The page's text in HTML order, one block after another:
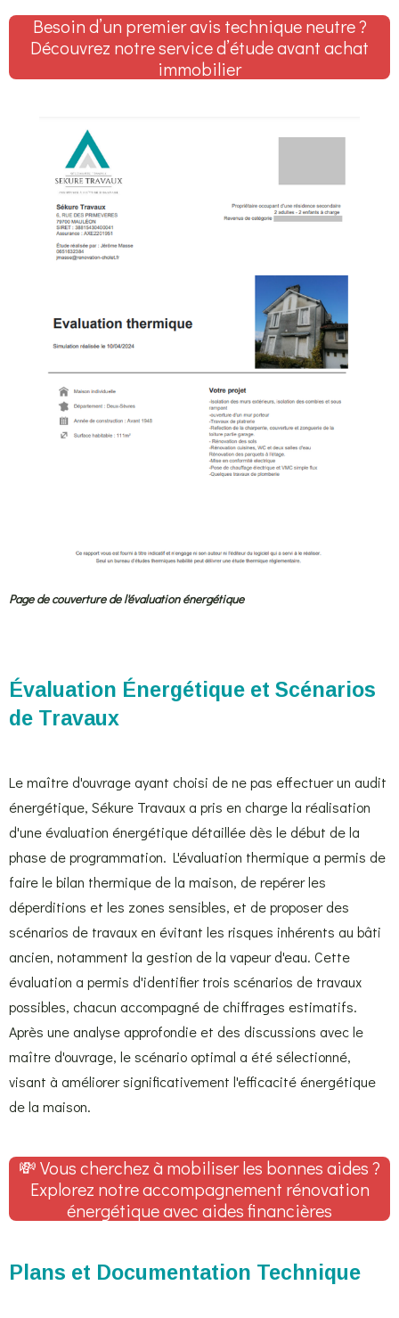
Besoin d’un premier avis technique neutre ?
Découvrez notre service d’étude avant achat
immobilier
Page de couverture de l'évaluation énergétique
Évaluation Énergétique et Scénarios
de Travaux
Le maître d'ouvrage ayant choisi de ne pas effectuer un audit
énergétique, Sékure Travaux a pris en charge la réalisation
d'une évaluation énergétique détaillée dès le début de la
phase de programmation. L'évaluation thermique a permis de
faire le bilan thermique de la maison, de repérer les
déperditions et les zones sensibles, et de proposer des
scénarios de travaux en évitant les risques inhérents au bâti
ancien, notamment la gestion de la vapeur d'eau. Cette
évaluation a permis d'identifier trois scénarios de travaux
possibles, chacun accompagné de chiffrages estimatifs.
Après une analyse approfondie et des discussions avec le
maître d'ouvrage, le scénario optimal a été sélectionné,
visant à améliorer significativement l'efficacité énergétique
de la maison.
💸 Vous cherchez à mobiliser les bonnes aides ?
Explorez notre accompagnement rénovation
énergétique avec aides financières
Plans et Documentation Technique